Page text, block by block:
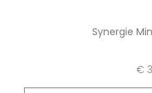
Synergie
€